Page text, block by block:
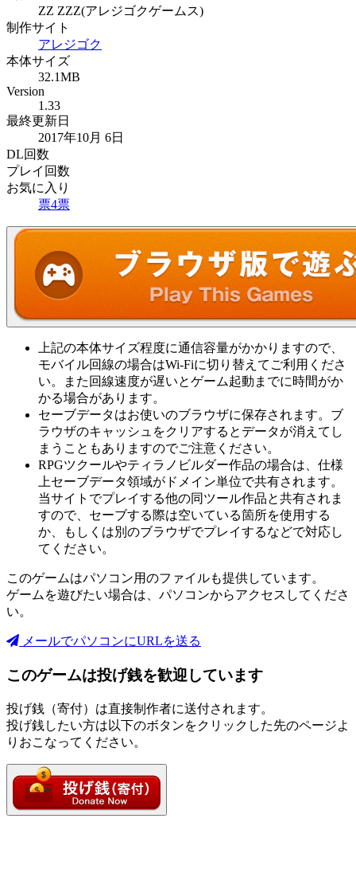
ZZ ZZZ(アレジゴクゲームス)
制作サイト
アレジゴク
本体サイズ
32.1MB
Version
1.33
最終更新日
2017年10月 6日
DL回数
プレイ回数
お気に入り
票4票
上記の本体サイズ程度に通信容量がかかりますので、
モバイル回線の場合はWi-Fiに切り替えてご利用くださ
い。また回線速度が遅いとゲーム起動までに時間がか
かる場合があります。
セーブデータはお使いのブラウザに保存されます。ブ
ラウザのキャッシュをクリアするとデータが消えてし
まうこともありますのでご注意ください。
RPGツクールやティラノビルダー作品の場合は、仕様
上セーブデータ領域がドメイン単位で共有されます。
当サイトでプレイする他の同ツール作品と共有されま
すので、セーブする際は空いている箇所を使用する
か、もしくは別のブラウザでプレイするなどで対応し
てください。
このゲームはパソコン用のファイルも提供しています。
ゲームを遊びたい場合は、パソコンからアクセスしてくださ
い。
メールでパソコンにURLを送る
このゲームは投げ銭を歓迎しています
投げ銭（寄付）は直接制作者に送付されます。
投げ銭したい方は以下のボタンをクリックした先のページよ
りおこなってください。